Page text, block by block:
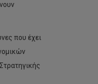
που έχει